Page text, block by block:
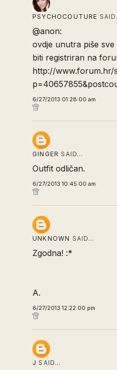
PSYCHOCOUTURE
@anon:
ovdje unutra piše
biti registriran na
http://www.forum.hr/
6/27/2013 01:28:00 am
GINGER SAID…
Outfit odličan.
6/27/2013 10:45:00 am
UNKNOWN SAID…
Zgodna! :*
A.
6/27/2013 12:22:00 pm
J SAID…